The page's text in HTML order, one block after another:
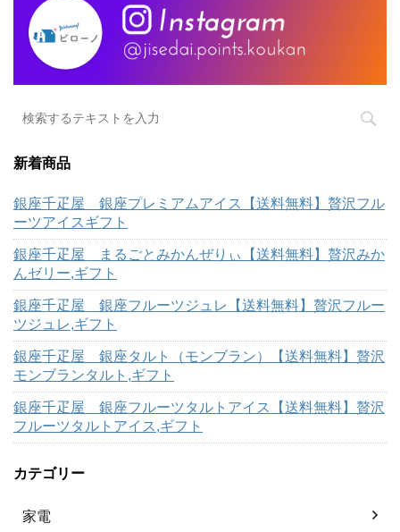
新着商品
銀座千疋屋 銀座プレミアムアイス【送料無料】贅沢フル
ーツアイスギフト
銀座千疋屋 まるごとみかんぜりぃ【送料無料】贅沢みか
んゼリー,ギフト
銀座千疋屋 銀座フルーツジュレ【送料無料】贅沢フルー
ツジュレ,ギフト
銀座千疋屋 銀座タルト（モンブラン）【送料無料】贅沢
モンブランタルト,ギフト
銀座千疋屋 銀座フルーツタルトアイス【送料無料】贅沢
フルーツタルトアイス,ギフト
カテゴリー
家電